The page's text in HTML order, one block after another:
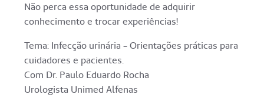
Não perca essa oportunidade de adquirir
conhecimento e trocar experiências!
Tema: Infecção urinária - Orientações práticas para
cuidadores e pacientes.
Com Dr. Paulo Eduardo Rocha
Urologista Unimed Alfenas